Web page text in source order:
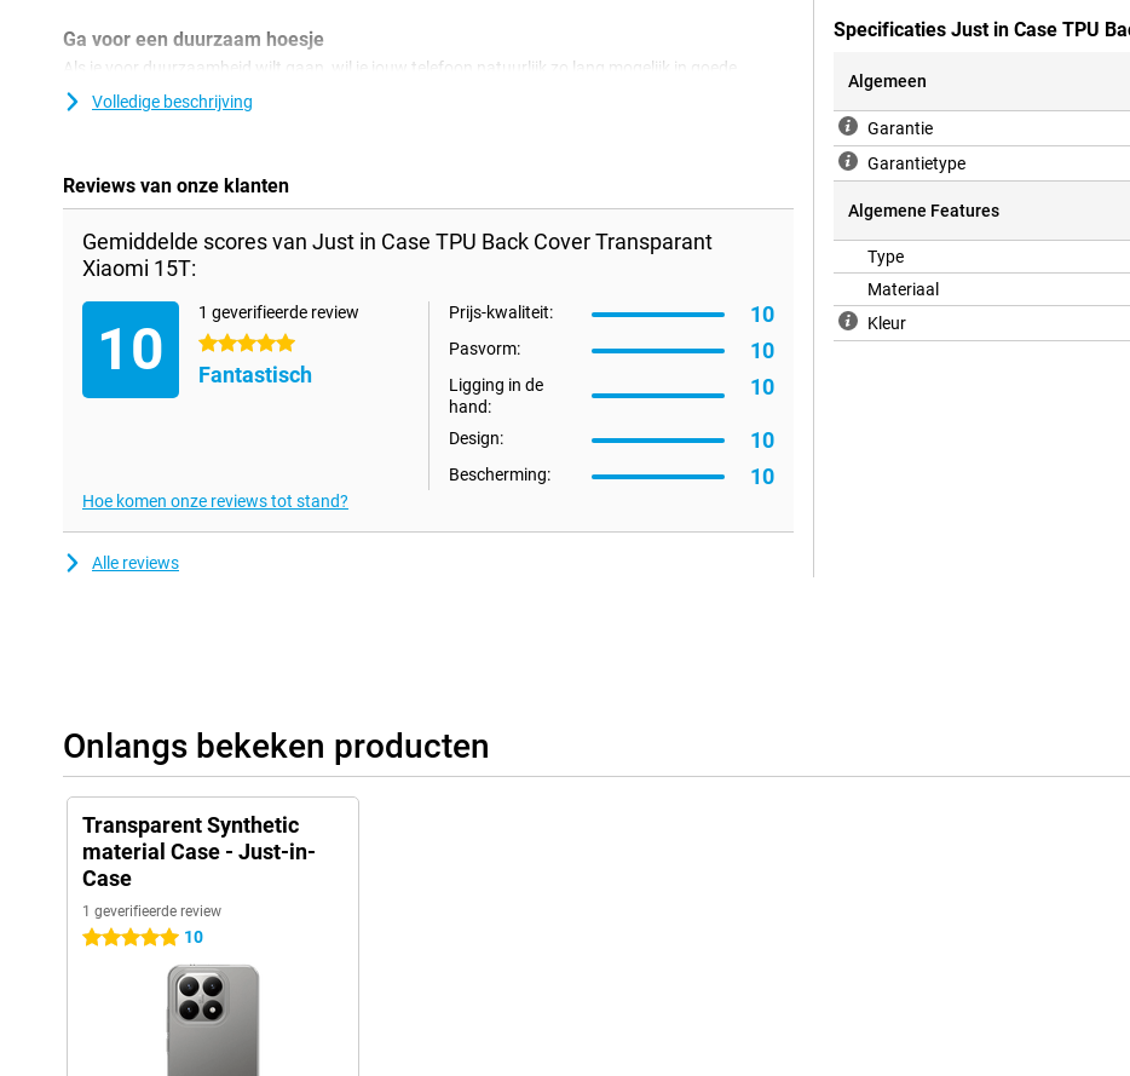
Ga voor een duurzaam hoesje
Als je voor duurzaamheid wilt gaan, wil je jouw telefoon natuurlijk zo lang mogelijk in goede
conditie houden. Dit kan door middel van dit duurzaam hoesje wat gemaakt is van 100%
gerecyclede materialen. Zo ben je dubbel zo goed bezig! Zoek je een doorzichtig hoesje voor je
Met deze transparante case blijft het prachtige design van je toestel voor iedereen zichtbaar.
Doordat het hoesje van kunststof gemaakt is, biedt dit optimale bescherming voor je toestel. Hier
komt nog bij dat kunststof hoesjes vaak niet zo duur zijn als andere hoesjes.
Volledige beschrijving
Reviews van onze klanten
Gemiddelde scores van Just in Case TPU Back Cover Transparant
Xiaomi 15T:
10
1 geverifieerde review
5 sterren
Fantastisch
Prijs-kwaliteit: 10
Pasvorm: 10
Ligging in de
hand:
10
Design: 10
Bescherming: 10
Hoe komen onze reviews tot stand?
Alle reviews
Specificaties Just in Case TPU
Algemeen
Garantie
Garantietype
Algemene Features
Type
Materiaal
Kleur
Onlangs bekeken producten
Transparent Synthetic
material Case - Just-in-
Case
1 geverifieerde review
5 sterren 10